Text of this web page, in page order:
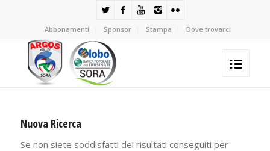
Abbonamenti Sponsor Stampa Dove trovarci
Nuova Ricerca
Se non siete soddisfatti dei risultati conseguiti per